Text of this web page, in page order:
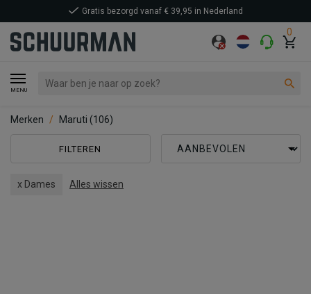
0
MENU
Gratis bezorgd vanaf € 39,95 in Nederland
Merken Maruti (106)
FILTEREN
x Dames Alles wissen